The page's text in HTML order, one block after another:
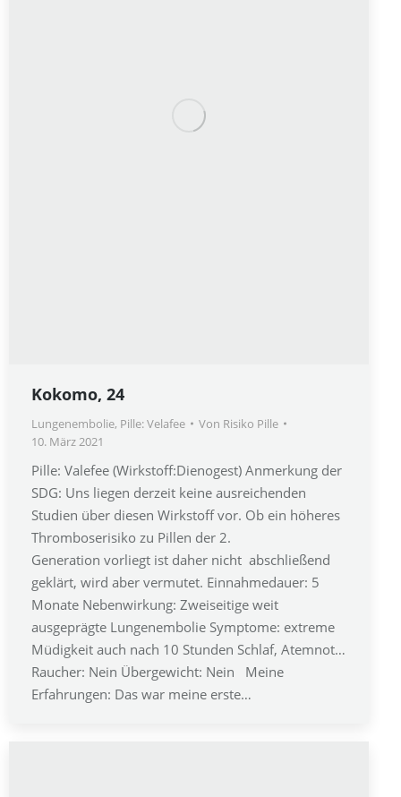
Kokomo, 24
Lungenembolie, Pille: Velafee Von Risiko Pille
10. März 2021
Pille: Valefee (Wirkstoff:Dienogest) Anmerkung der
SDG: Uns liegen derzeit keine ausreichenden
Studien über diesen Wirkstoff vor. Ob ein höheres
Thromboserisiko zu Pillen der 2.
Generation vorliegt ist daher nicht abschließend
geklärt, wird aber vermutet. Einnahmedauer: 5
Monate Nebenwirkung: Zweiseitige weit
ausgeprägte Lungenembolie Symptome: extreme
Müdigkeit auch nach 10 Stunden Schlaf, Atemnot…
Raucher: Nein Übergewicht: Nein Meine
Erfahrungen: Das war meine erste…